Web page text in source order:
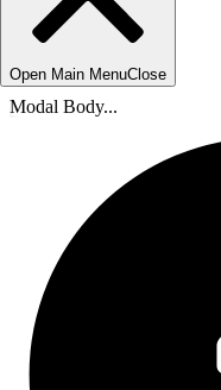
Open Main MenuClose
Modal Body...